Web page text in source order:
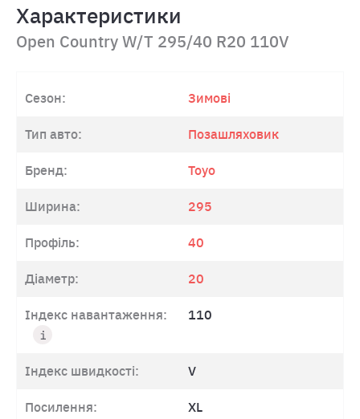
Характеристики
Open Country W/T 295/40 R20 110V
Сезон: Зимові
Тип авто: Позашляховик
Бренд: Toyo
Ширина: 295
Профіль: 40
Діаметр: 20
Індекс навантаження: 110
Індекс швидкості: V
Посилення: XL